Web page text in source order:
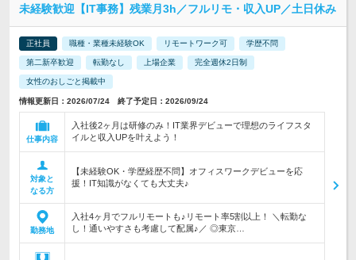
未経験歓迎【IT事務】残業月3h／フルリモ・収入UP／土日休み
正社員 職種・業種未経験OK リモートワーク可 学歴不問
第二新卒歓迎 転勤なし 上場企業 完全週休2日制
女性のおしごと掲載中
情報更新日：2026/07/24 終了予定日：2026/09/24
仕事内容
入社後2ヶ月は研修のみ！IT業界デビューで理想のライフスタ
イルと収入UPを叶えよう！
対象と
なる方
【未経験OK・学歴経歴不問】オフィスワークデビューを応
援！IT知識がなくても大丈夫♪
勤務地
入社4ヶ月でフルリモートも♪リモート率5割以上！ ＼転勤な
し！通いやすさも考慮して配属♪／ ◎東京…